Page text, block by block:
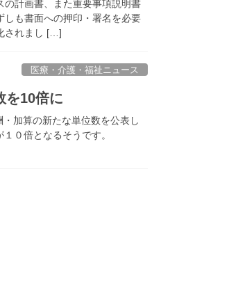
計画書、また重要事項説明書
しも書面への押印・署名を必要
されまし […]
医療・介護・福祉ニュース
を10倍に
加算の新たな単位数を公表し
０倍となるそうです。